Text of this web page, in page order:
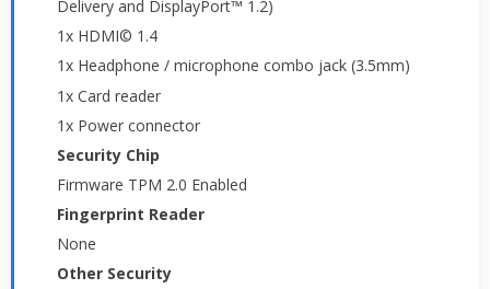
Delivery and DisplayPort™ 1.2)
1x HDMI© 1.4
1x Headphone / microphone combo jack (3.5mm)
1x Card reader
1x Power connector
Security Chip
Firmware TPM 2.0 Enabled
Fingerprint Reader
None
Other Security